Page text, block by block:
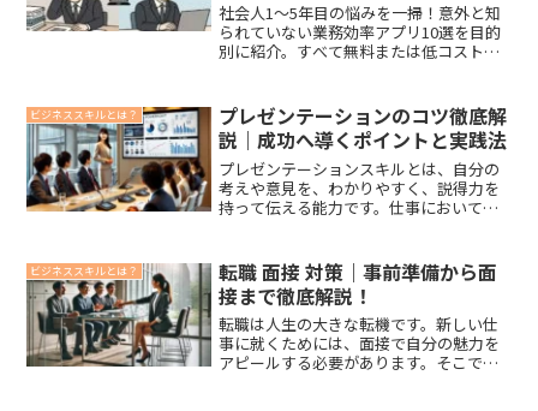
社会人1〜5年目の悩みを一掃！意外と知
られていない業務効率アプリ10選を目的
別に紹介。すべて無料または低コスト。
できる人は、“知っている人”です。
ビジネススキルとは？
プレゼンテーションのコツ徹底解
説｜成功へ導くポイントと実践法
プレゼンテーションスキルとは、自分の
考えや意見を、わかりやすく、説得力を
持って伝える能力です。仕事において
ビジネススキルとは？
転職 面接 対策｜事前準備から面
接まで徹底解説！
転職は人生の大きな転機です。新しい仕
事に就くためには、面接で自分の魅力を
アピールする必要があります。そこで、